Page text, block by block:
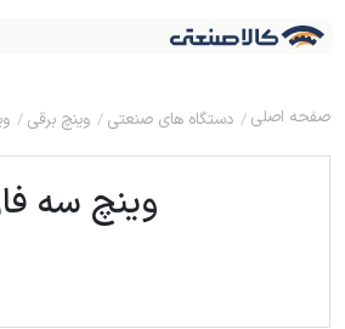
دستگاه های صنعتی وینچ برقی
وینچ سه